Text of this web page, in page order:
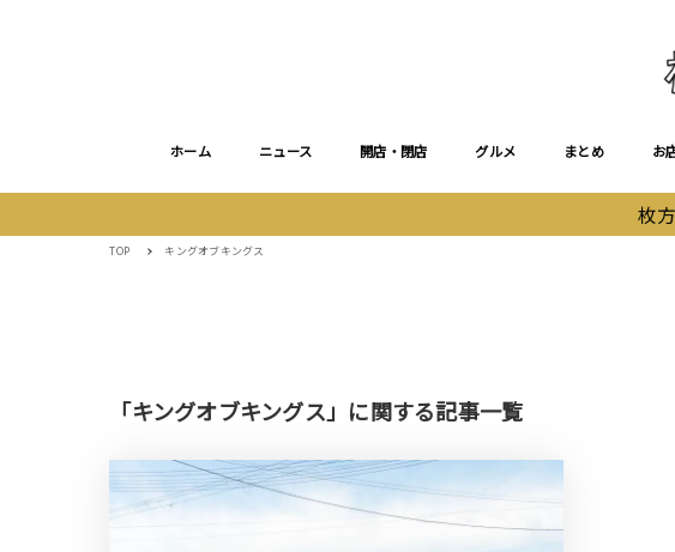
ホーム ニュース 開店・閉店 グルメ まとめ お
枚
TOP キングオブキングス
「キングオブキングス」に関する記事一覧